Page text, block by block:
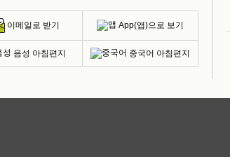
이메일로 받기 App(앱)으로 보기
음성 아침편지 중국어 아침편지